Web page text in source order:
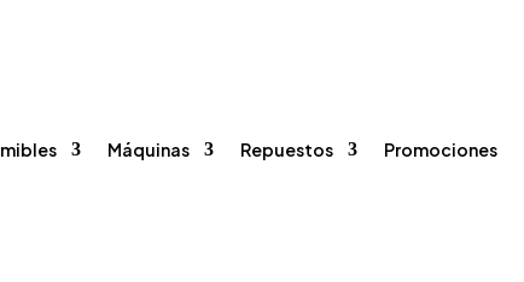
Máquinas Repuestos Promociones